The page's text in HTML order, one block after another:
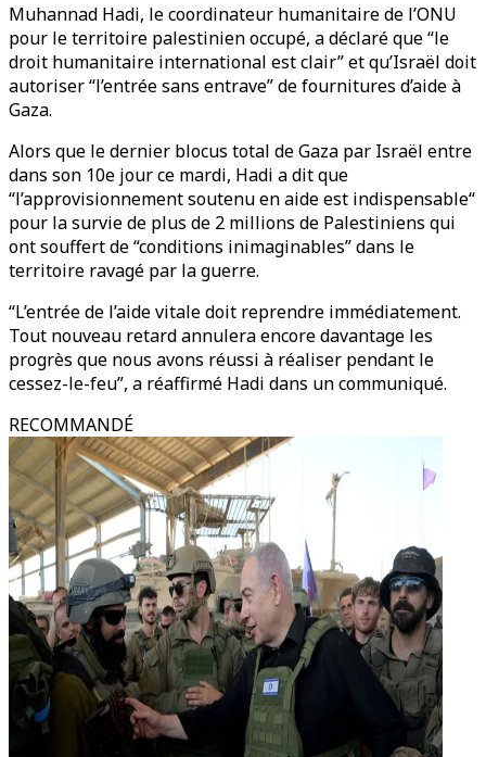
Muhannad Hadi, le coordinateur humanitaire de l’ONU
pour le territoire palestinien occupé, a déclaré que “le
droit humanitaire international est clair” et qu’Israël doit
autoriser “l’entrée sans entrave” de fournitures d’aide à
Gaza.
Alors que le dernier blocus total de Gaza par Israël entre
dans son 10e jour ce mardi, Hadi a dit que
“l’approvisionnement soutenu en aide est indispensable“
pour la survie de plus de 2 millions de Palestiniens qui
ont souffert de “conditions inimaginables” dans le
territoire ravagé par la guerre.
“L’entrée de l’aide vitale doit reprendre immédiatement.
Tout nouveau retard annulera encore davantage les
progrès que nous avons réussi à réaliser pendant le
cessez-le-feu”, a réaffirmé Hadi dans un communiqué.
RECOMMANDÉ